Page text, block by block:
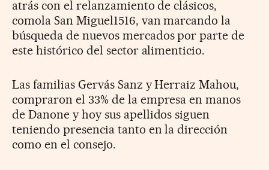
atrás con el relanzamiento de clásicos,
comola San Miguel1516, van marcando la
búsqueda de nuevos mercados por parte de
este histórico del sector alimenticio.
Las familias Gervás Sanz y Herraiz Mahou,
compraron el 33% de la empresa en manos
de Danone y hoy sus apellidos siguen
teniendo presencia tanto en la dirección
como en el consejo.